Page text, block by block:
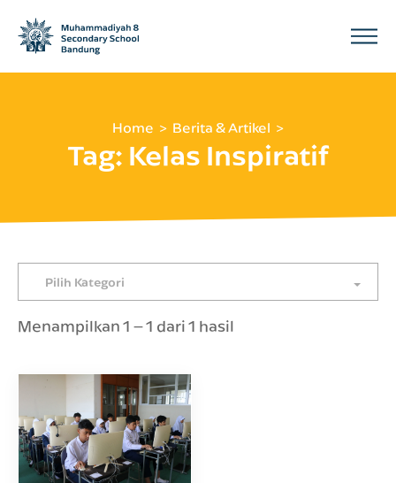
Home Berita & Artikel
Tag: Kelas Inspiratif
Pilih Kategori
Menampilkan 1 – 1 dari 1 hasil